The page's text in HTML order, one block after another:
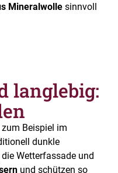
Mineralwolle sinnvoll
langlebig:
zum Beispiel im
dunkle
Wetterfassade und
und schützen so